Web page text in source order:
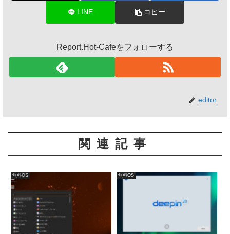
LINE コピー
Report.Hot-Cafeをフォローする
editor
関連記事
無料OS 無料OS